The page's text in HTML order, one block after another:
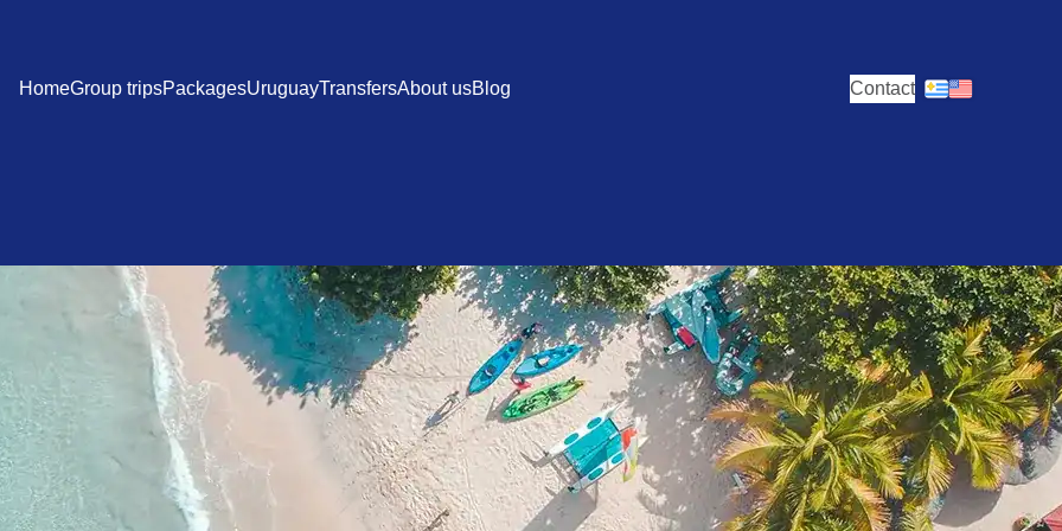
HomeGroup tripsPackagesUruguayTransfersAbout usBlog Contact
when and how long to travel
we take care of all the details